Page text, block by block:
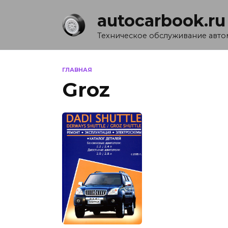
autocarbook.ru
Техническое обслуживание
ГЛАВНАЯ
Groz